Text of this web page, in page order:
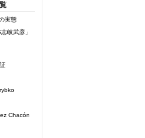
実態
岐武彦」
Chacón